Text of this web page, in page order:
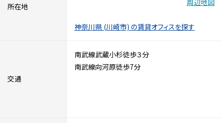
所在地
周辺地図
神奈川県 (川崎市) の賃貸オフィスを探す
交通
南武線武蔵小杉徒歩３分
南武線向河原徒歩7分